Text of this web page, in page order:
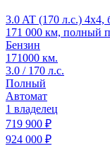
3.0 AT (170 л.с.) 4x4,
171 000 км, полный
Бензин
171000 км.
3.0 / 170 л.с.
Полный
Автомат
1 владелец
719 900 ₽
924 000 ₽